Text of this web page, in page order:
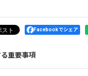
Facebookでシェア
重要事項